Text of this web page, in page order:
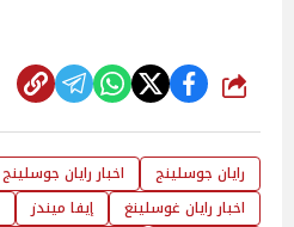
شارك
رايان جوسلينج اخبار رايان جوسلينج
اخبار رايان غوسلينغ
إيفا ميندز